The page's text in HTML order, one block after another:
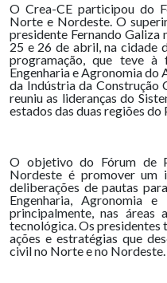
O Crea-CE participou do
Norte e Nordeste. O
presidente Fernando Galiza
25 e 26 de abril, na cidade
programação, que teve à
Engenharia e Agronomia do
da Indústria da Construção
reuniu as lideranças do
estados das duas regiões do
O objetivo do Fórum de
Nordeste é promover um
deliberações de pautas
Engenharia, Agronomia
principalmente, nas áreas
tecnológica. Os
ações e estratégias que
civil no Norte e no Nordeste.